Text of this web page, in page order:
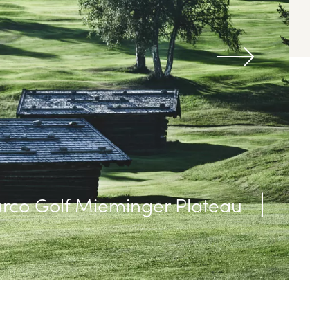
Golf Mieminger Plateau